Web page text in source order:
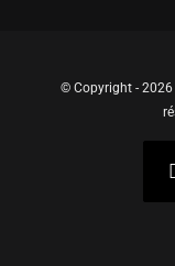
© Copyright -